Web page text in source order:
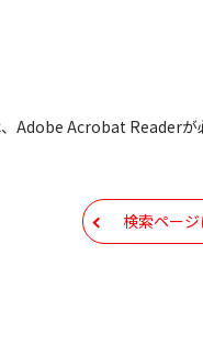
となります。あらかじ
る場合がございます。
Adobe Acrobat Reader
検索ページ